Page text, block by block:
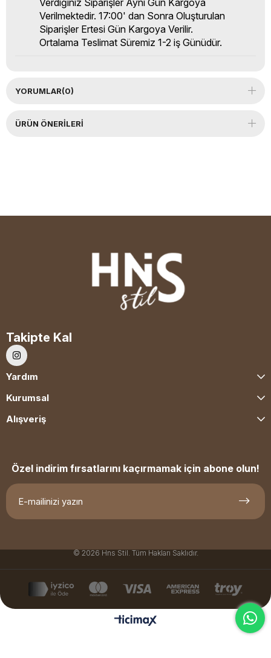
Verilmektedir. 17:00' dan Sonra Oluşturulan
Siparişler Ertesi Gün Kargoya Verilir.
Ortalama Teslimat Süremiz 1-2 iş Günüdür.
YORUMLAR(0)
ÜRÜN ÖNERILERI
Takipte Kal
Yardım
Kurumsal
Alışveriş
Özel indirim fırsatlarını kaçırmamak için abone olun!
© 2026 Hns Stil. Tüm Hakları Saklıdır.